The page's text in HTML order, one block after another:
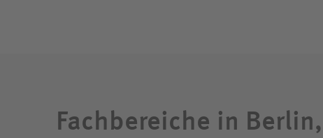
Fachbereiche in